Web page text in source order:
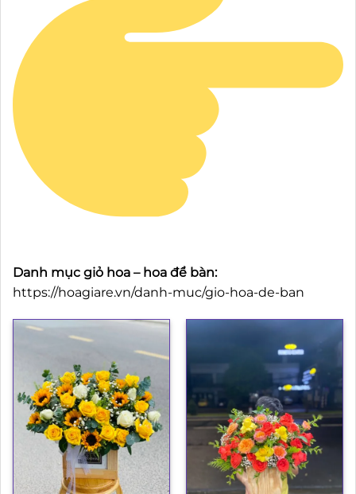
Danh mục giỏ hoa – hoa để bàn:
https://hoagiare.vn/danh-muc/gio-hoa-de-ban